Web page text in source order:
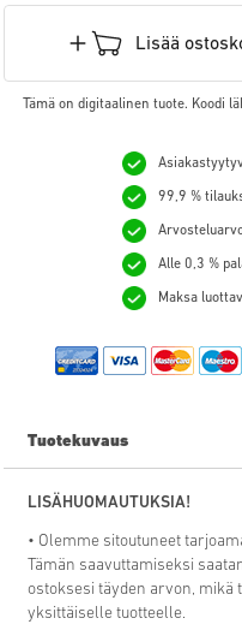
Lisää
Tämä on digitaalinen tuote. Koodi
99,9 %
Alle 0,3 %
Maksa
Tuotekuvaus
LISÄHUOMAUTUKSIA!
• Olemme sitoutuneet
Tämän saavuttamiseksi
ostoksesi täyden arvon, mikä
yksittäiselle tuotteelle.